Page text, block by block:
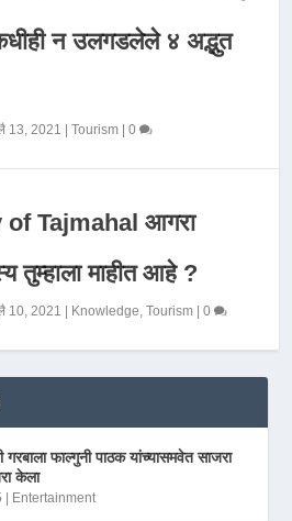
न उलगडलेले ४ अद्भुत
13, 2021 |Tourism |0
Tajmahal आगरा
तुम्हाला माहीत आहे ?
10, 2021 Knowledge,Tourism |0
गरबाला फाल्गुनी पाठक यांच्यासमवेत साजरा
केला
Entertainment